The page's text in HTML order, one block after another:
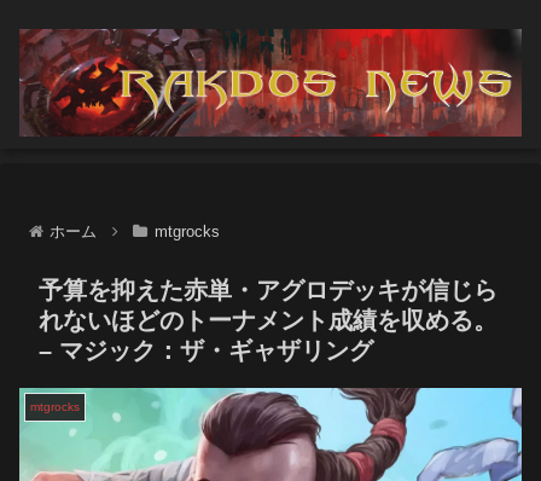
ホーム mtgrocks
予算を抑えた赤単・アグロデッキが信じら
れないほどのトーナメント成績を収める。
– マジック：ザ・ギャザリング
mtgrocks